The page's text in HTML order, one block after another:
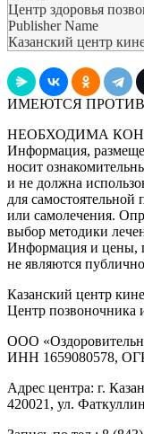
Центр здоровья
Publisher Name
Казанский центр
ИМЕЮТСЯ
НЕОБХОДИМА
Информация,
носит
и не должна
для самостоятельной
или самолечения.
выбор методики
Информация и цены,
не являются
Казанский центр
Центр позвоночника
ООО
ИНН 1659080578,
Адрес центра: г.
420021, ул.